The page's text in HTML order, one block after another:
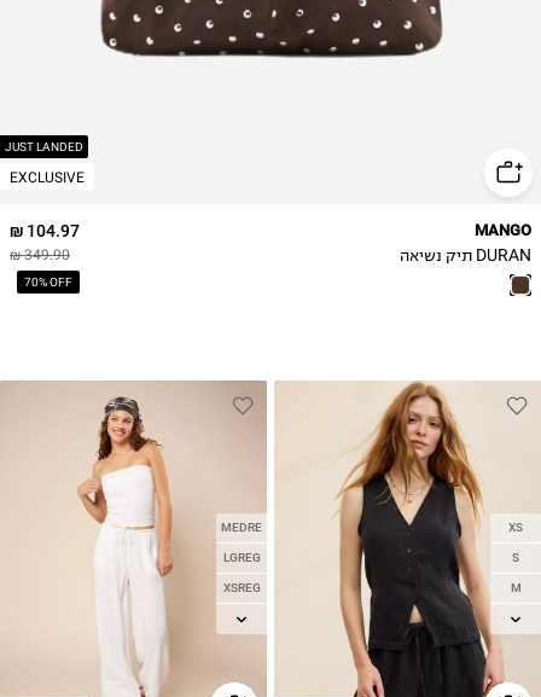
JUST LANDED
EXCLUSIVE
104.97 ₪
349.90 ₪
70% OFF
MANGO
DURAN תיק נשיאה
XS
S
M
L
MEDRE
LGREG
XSREG
SMREG